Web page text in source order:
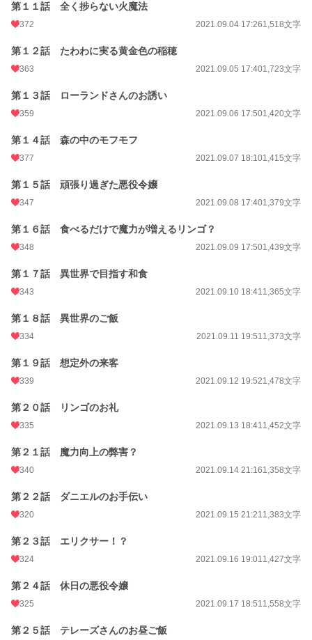
第１１話 全く捗らない火魔法
372 2021.09.04 17:261,518文字
第１２話 たわわに実る黄金色の稲穂
363 2021.09.05 17:401,723文字
第１３話 ローランドさんのお誘い
359 2021.09.06 17:501,420文字
第１４話 森の中のモフモフ
377 2021.09.07 18:101,415文字
第１５話 頑張り過ぎた悪役令嬢
347 2021.09.08 17:401,379文字
第１６話 食べるだけで魔力が増えるリンゴ？
348 2021.09.09 17:501,439文字
第１７話 異世界で目指す和食
343 2021.09.10 18:411,365文字
第１８話 異世界のご飯
334 2021.09.11 19:511,373文字
第１９話 想定外の来客
339 2021.09.12 19:521,478文字
第２０話 リンゴのお礼
335 2021.09.13 18:411,452文字
第２１話 魔力向上の弊害？
340 2021.09.14 21:161,358文字
第２２話 ダニエルのお手伝い
320 2021.09.15 21:211,383文字
第２３話 エリクサー！？
324 2021.09.16 19:011,427文字
第２４話 休日の悪役令嬢
325 2021.09.17 18:511,558文字
第２５話 テレーズさんのお昼ご飯